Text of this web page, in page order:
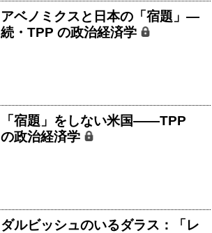
アベノミクスと日本の「宿題」―
続・TPP の政治経済学
「宿題」をしない米国――TPP
の政治経済学
ダルビッシュのいるダラス：「レ